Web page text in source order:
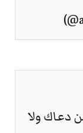
دعاك ولا